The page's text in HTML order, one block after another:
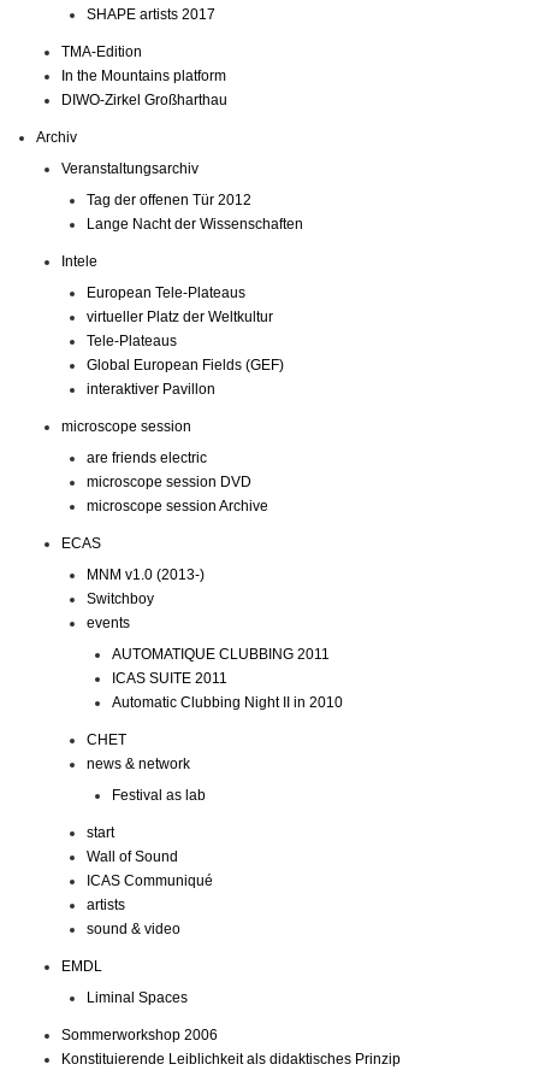
SHAPE artists 2017
TMA-Edition
In the Mountains platform
DIWO-Zirkel Großharthau
Archiv
Veranstaltungsarchiv
Tag der offenen Tür 2012
Lange Nacht der Wissenschaften
Intele
European Tele-Plateaus
virtueller Platz der Weltkultur
Tele-Plateaus
Global European Fields (GEF)
interaktiver Pavillon
microscope session
are friends electric
microscope session DVD
microscope session Archive
ECAS
MNM v1.0 (2013-)
Switchboy
events
AUTOMATIQUE CLUBBING 2011
ICAS SUITE 2011
Automatic Clubbing Night II in 2010
CHET
news & network
Festival as lab
start
Wall of Sound
ICAS Communiqué
artists
sound & video
EMDL
Liminal Spaces
Sommerworkshop 2006
Konstituierende Leiblichkeit als didaktisches Prinzip